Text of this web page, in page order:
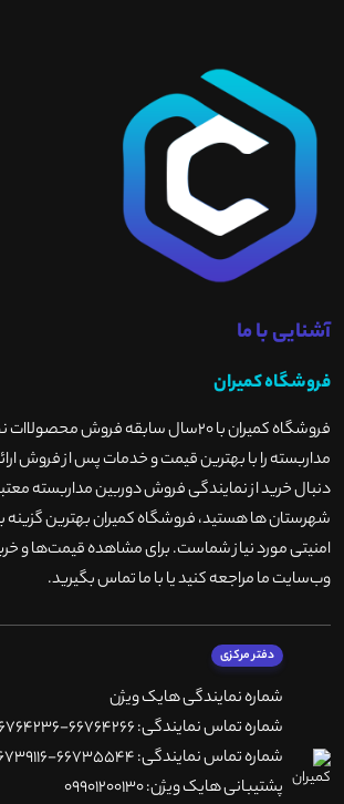
آشنایی با ما
فروشگاه کمیران
فروشگاه کمیران با ۲۰سال سابقه فروش
مداربسته را با بهترین قیمت و خدمات پس از فروش
دنبال خرید از نمایندگی فروش دوربین مداربسته
شهرستان ها هستید، فروشگاه کمیران بهترین گزینه
امنیتی مورد نیاز شماست. برای مشاهده قیمت‌ها و
وب‌سایت ما مراجعه کنید یا با ما تماس بگیرید.
دفتر مرکزی
شماره نمایندگی هایک ویژن
شماره تماس نمایندگی: 66764266-66764236-66764257
شماره تماس نمایندگی: 66735544-66739116-66739127
پشتیبانی هایک ویژن: 09901200130